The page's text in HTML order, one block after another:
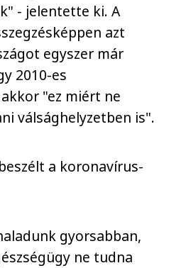
- jelentette ki. A
azt
egyszer már
2010-es
"ez miért ne
válsághelyzetben is".
a koronavírus-
gyorsabban,
ne tudna